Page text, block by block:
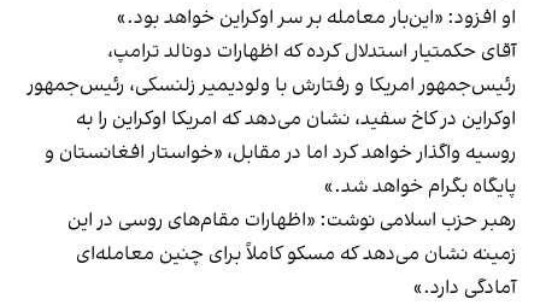
او افزود: «این‌بار معامله بر سر اوکراین خواهد بود.»
آقای حکمتیار استدلال کرده که اظهارات دونالد ترامپ،
رئیس‌جمهور امریکا و رفتارش با ولودیمیر زلنسکی، رئیس‌جمهور
اوکراین در کاخ سفید، نشان می‌دهد که امریکا اوکراین را به
روسیه واگذار خواهد کرد اما در مقابل، «خواستار افغانستان و
پایگاه بگرام خواهد شد.»
رهبر حزب اسلامی نوشت: «اظهارات مقام‌های روسی در این
زمینه نشان می‌دهد که مسکو کاملاً برای چنین معامله‌ای
آمادگی دارد.»